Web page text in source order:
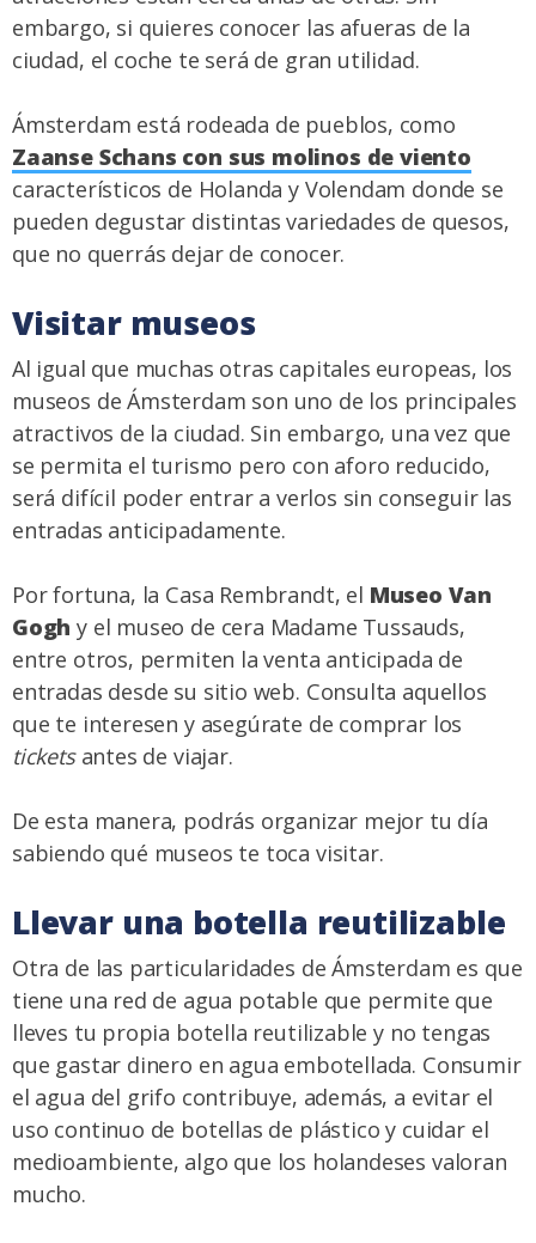
embargo, si quieres conocer las afueras de la
ciudad, el coche te será de gran utilidad.
Ámsterdam está rodeada de pueblos, como
Zaanse Schans con sus molinos de viento
característicos de Holanda y Volendam donde se
pueden degustar distintas variedades de quesos,
que no querrás dejar de conocer.
Visitar museos
Al igual que muchas otras capitales europeas, los
museos de Ámsterdam son uno de los principales
atractivos de la ciudad. Sin embargo, una vez que
se permita el turismo pero con aforo reducido,
será difícil poder entrar a verlos sin conseguir las
entradas anticipadamente.
Por fortuna, la Casa Rembrandt, el Museo Van
Gogh y el museo de cera Madame Tussauds,
entre otros, permiten la venta anticipada de
entradas desde su sitio web. Consulta aquellos
que te interesen y asegúrate de comprar los
ticketsantes de viajar.
De esta manera, podrás organizar mejor tu día
sabiendo qué museos te toca visitar.
Llevar una botella reutilizable
Otra de las particularidades de Ámsterdam es que
tiene una red de agua potable que permite que
lleves tu propia botella reutilizable y no tengas
que gastar dinero en agua embotellada. Consumir
el agua del grifo contribuye, además, a evitar el
uso continuo de botellas de plástico y cuidar el
medioambiente, algo que los holandeses valoran
mucho.